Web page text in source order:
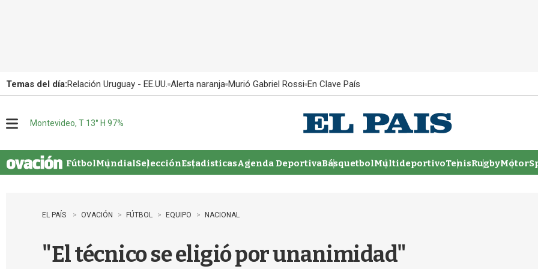
Temas del día:Relación Uruguay - EE.UU. Alerta naranja Murió Gabriel Rossi En Clave País
u
Montevideo, T 13° H 97%
FútbolMundialSelecciónEstadisticasAgenda DeportivaBásquetbolMultideportivoTenisRugby
EL PAÍS OVACIÓN FÚTBOL EQUIPO NACIONAL
"El técnico se eligió por unanimidad"